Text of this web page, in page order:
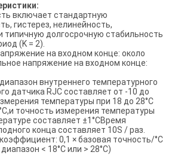
включает стандартную
гистерез, нелинейность,
типичную долгосрочную стабильность
(K = 2).
на входном конце: около
напряжение на входном конце:
внутреннего температурного
датчика RJC составляет от -10 до
температуры при 18 до 28°C
точность измерения температуры
составляет ±1°CВремя
конца составляет 10S / раз.
0,1 × базовая точность/°C
< 18°C или > 28°C)